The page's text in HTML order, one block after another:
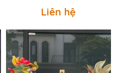
Liên hệ